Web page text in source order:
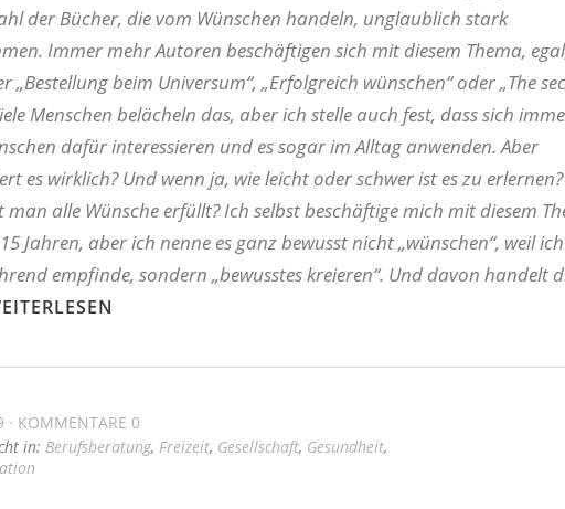
der Bücher, die vom Wünschen handeln, unglaublich stark
Immer mehr Autoren beschäftigen sich mit diesem Thema,
„Bestellung beim Universum“, „Erfolgreich wünschen“ oder „The
Menschen belächeln das, aber ich stelle auch fest, dass sich
dafür interessieren und es sogar im Alltag anwenden. Aber
es wirklich? Und wenn ja, wie leicht oder schwer ist es zu
alle Wünsche erfüllt? Ich selbst beschäftige mich mit diesem
Jahren, aber ich nenne es ganz bewusst nicht „wünschen“, weil
empfinde, sondern „bewusstes kreieren“. Und davon handelt
KOMMENTARE 0
in: Berufsberatung, Freizeit, Gesellschaft, Gesundheit,